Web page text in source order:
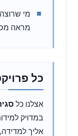
מי
מראה
כל
אצלנו כל
במדויק
אליך